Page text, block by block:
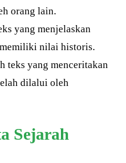
orang lain.
yang menjelaskan
nilai historis.
teks yang menceritakan
dilalui oleh
Sejarah